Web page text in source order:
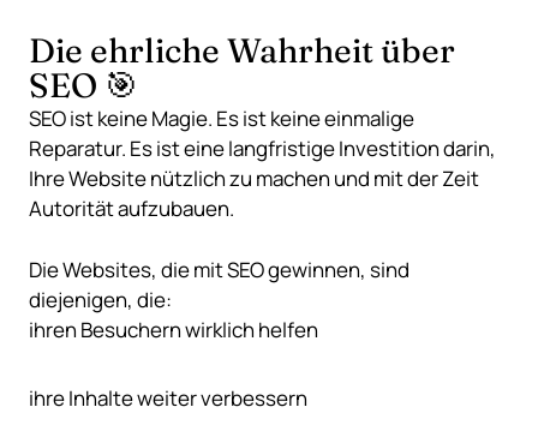
Die ehrliche Wahrheit über
SEO 🎯
SEO ist keine Magie. Es ist keine einmalige
Reparatur. Es ist eine langfristige Investition darin,
Ihre Website nützlich zu machen und mit der Zeit
Autorität aufzubauen.
Die Websites, die mit SEO gewinnen, sind
diejenigen, die:
ihren Besuchern wirklich helfen
ihre Inhalte weiter verbessern